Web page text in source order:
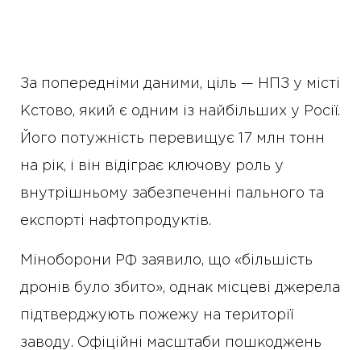
За попередніми даними, ціль — НПЗ у місті
Кстово, який є одним із найбільших у Росії.
Його потужність перевищує 17 млн тонн
на рік, і він відіграє ключову роль у
внутрішньому забезпеченні пального та
експорті нафтопродуктів.
Міноборони РФ заявило, що «більшість
дронів було збито», однак місцеві джерела
підтверджують пожежу на території
заводу. Офіційні масштаби пошкоджень